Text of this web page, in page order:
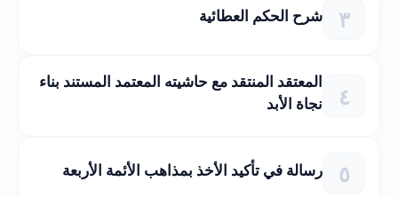
شرح الحكم العطائية
المعتقد المنتقد مع حاشيته المعتمد المستند بناء
نجاة الأبد
رسالة في تأكيد الأخذ بمذاهب الأئمة الأربعة